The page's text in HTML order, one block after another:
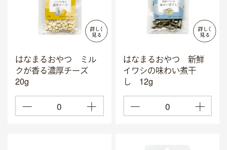
ニュース
スタートアップ支援
上場承認に伴い、当社サイトでの対応は、2026年3月
22日をもちまして終了いたしました。
報酬引換券に関する詳細なお問い合わせは
※報酬引換券は当社が発行しているものではなく、カブ
アンド（旧MZDAO）のプログラムに基づく特典です。
はなまるおやつ ミル
クが香る濃厚チーズ
20g
0
はなまるおやつ 新鮮
イワシの味わい煮干
し 12g
0